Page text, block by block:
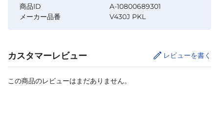
商品ID
A-10800689301
メーカー品番
V430J PKL
カスタマーレビュー レビューを書く
この商品のレビューはまだありません。